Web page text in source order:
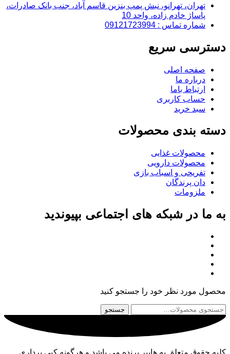
تهران، تهرانو، نبش پمپ بنزین قاسم آباد، جنب بانک صادرات،
پاساژ خادم زاده، واحد 10
شماره تماس : 09121723994
دسترسی سریع
صفحه اصلی
درباره ما
ارتباط باما
حساب کاربری
سبد خرید
دسته بندی محصولات
محصولات غذایی
محصولات دارویی
تفریحی و اسباب بازی
دان پرندگان
ملزومات
به ما در شبکه های اجتماعی بپیوندید
محصول مورد نظر خود را جستجو کنید
جستجو
برای:
جستجو